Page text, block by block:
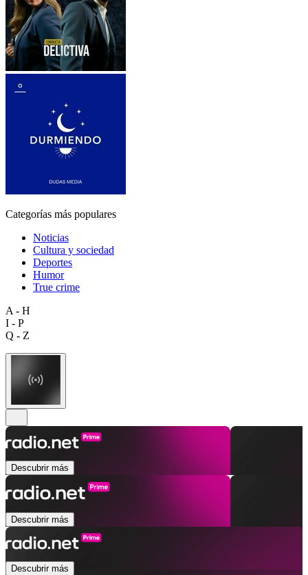
Categorías más populares
Noticias
Cultura y sociedad
Deportes
Humor
True crime
A - H
I - P
Q - Z
Descubrir más
Descubrir más
Descubrir más